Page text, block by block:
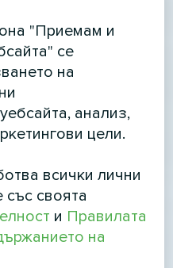
"Приемам и
се
на
анализ,
цели.
всички лични
със своята
и Правилата
на